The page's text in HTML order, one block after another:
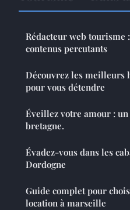
Rédacteur web tourisme
contenus percutants
Découvrez les meilleurs
pour vous détendre
Éveillez votre amour :
bretagne.
Évadez-vous dans les
Dordogne
Guide complet pour
location à marseille